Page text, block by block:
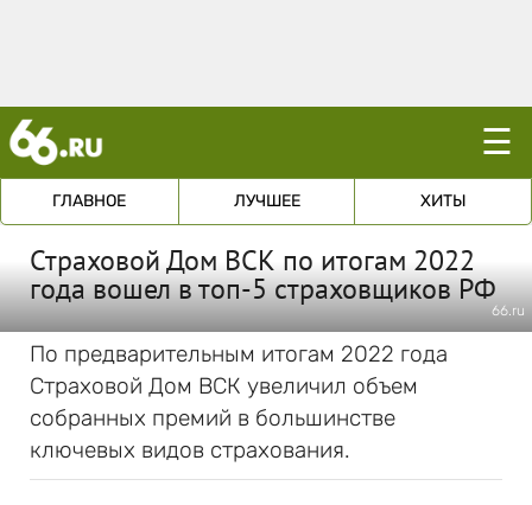
☰
ГЛАВНОЕ ЛУЧШЕЕ ХИТЫ
Страховой Дом ВСК по итогам 2022
года вошел в топ-5 страховщиков РФ
66.ru
По предварительным итогам 2022 года
Страховой Дом ВСК увеличил объем
собранных премий в большинстве
ключевых видов страхования.